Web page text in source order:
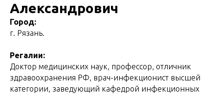
Александрович
Город:
г. Рязань.
Регалии:
Доктор медицинских наук, профессор, отличник
здравоохранения РФ, врач-инфекционист высшей
категории, заведующий кафедрой инфекционных